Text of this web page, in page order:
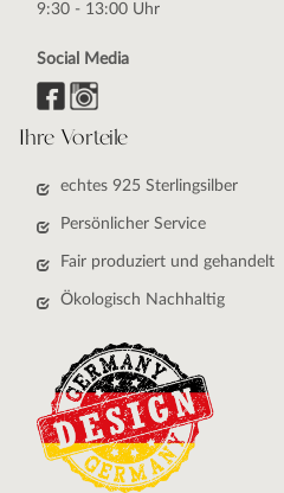
9:30 - 13:00 Uhr
Social Media
Ihre Vorteile
echtes 925 Sterlingsilber
Persönlicher Service
Fair produziert und gehandelt
Ökologisch Nachhaltig